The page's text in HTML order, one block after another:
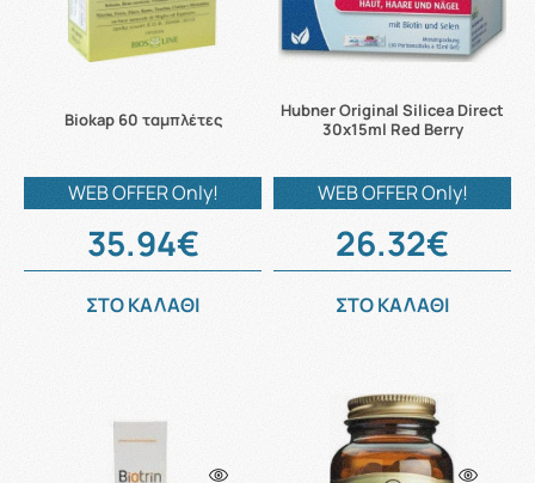
Biokap 60 ταμπλέτες
WEB OFFER Only!
35.94€
ΣΤΟ ΚΑΛΑΘΙ
Hubner Original Silicea Direct
30x15ml Red Berry
WEB OFFER Only!
26.32€
ΣΤΟ ΚΑΛΑΘΙ